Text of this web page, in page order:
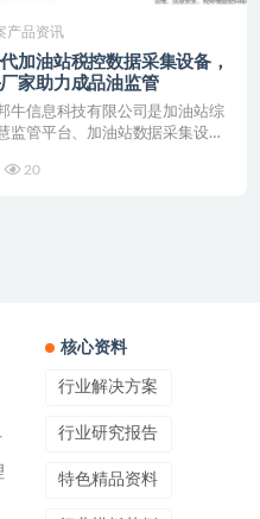
产品资讯
加油站税控数据采集设备，
家助力成品油监管
牛信息科技有限公司是加油站综
监管平台、加油站数据采集设备
20
核心资料
行业解决方案
行业研究报告
特色精品资料